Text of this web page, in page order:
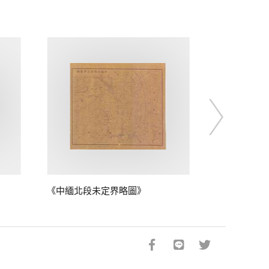
《中緬北段未定界略圖》